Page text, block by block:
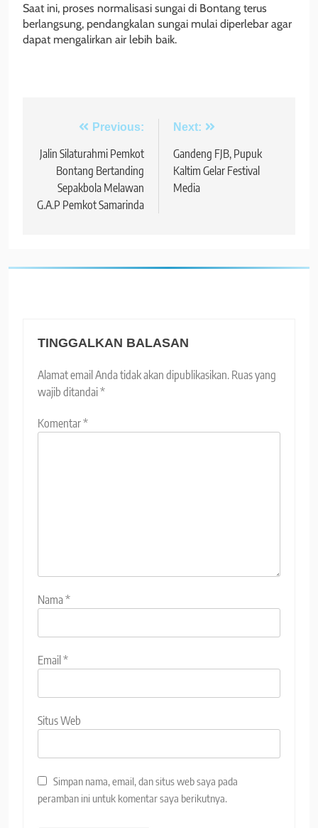
Saat ini, proses normalisasi sungai di Bontang terus
berlangsung, pendangkalan sungai mulai diperlebar agar
dapat mengalirkan air lebih baik.
Navigasi
pos
Previous:
Jalin Silaturahmi Pemkot
Bontang Bertanding
Sepakbola Melawan
G.A.P Pemkot Samarinda
Next:
Gandeng FJB, Pupuk
Kaltim Gelar Festival
Media
TINGGALKAN BALASAN
Alamat email Anda tidak akan dipublikasikan. Ruas yang
wajib ditandai*
Komentar*
Nama*
Email*
Situs Web
Simpan nama, email, dan situs web saya pada
peramban ini untuk komentar saya berikutnya.